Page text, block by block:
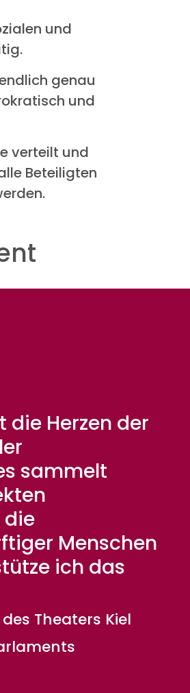
und
genau
und
verteilt und
Beteiligten
die Herzen der
sammelt
Menschen
ich das
Theaters Kiel